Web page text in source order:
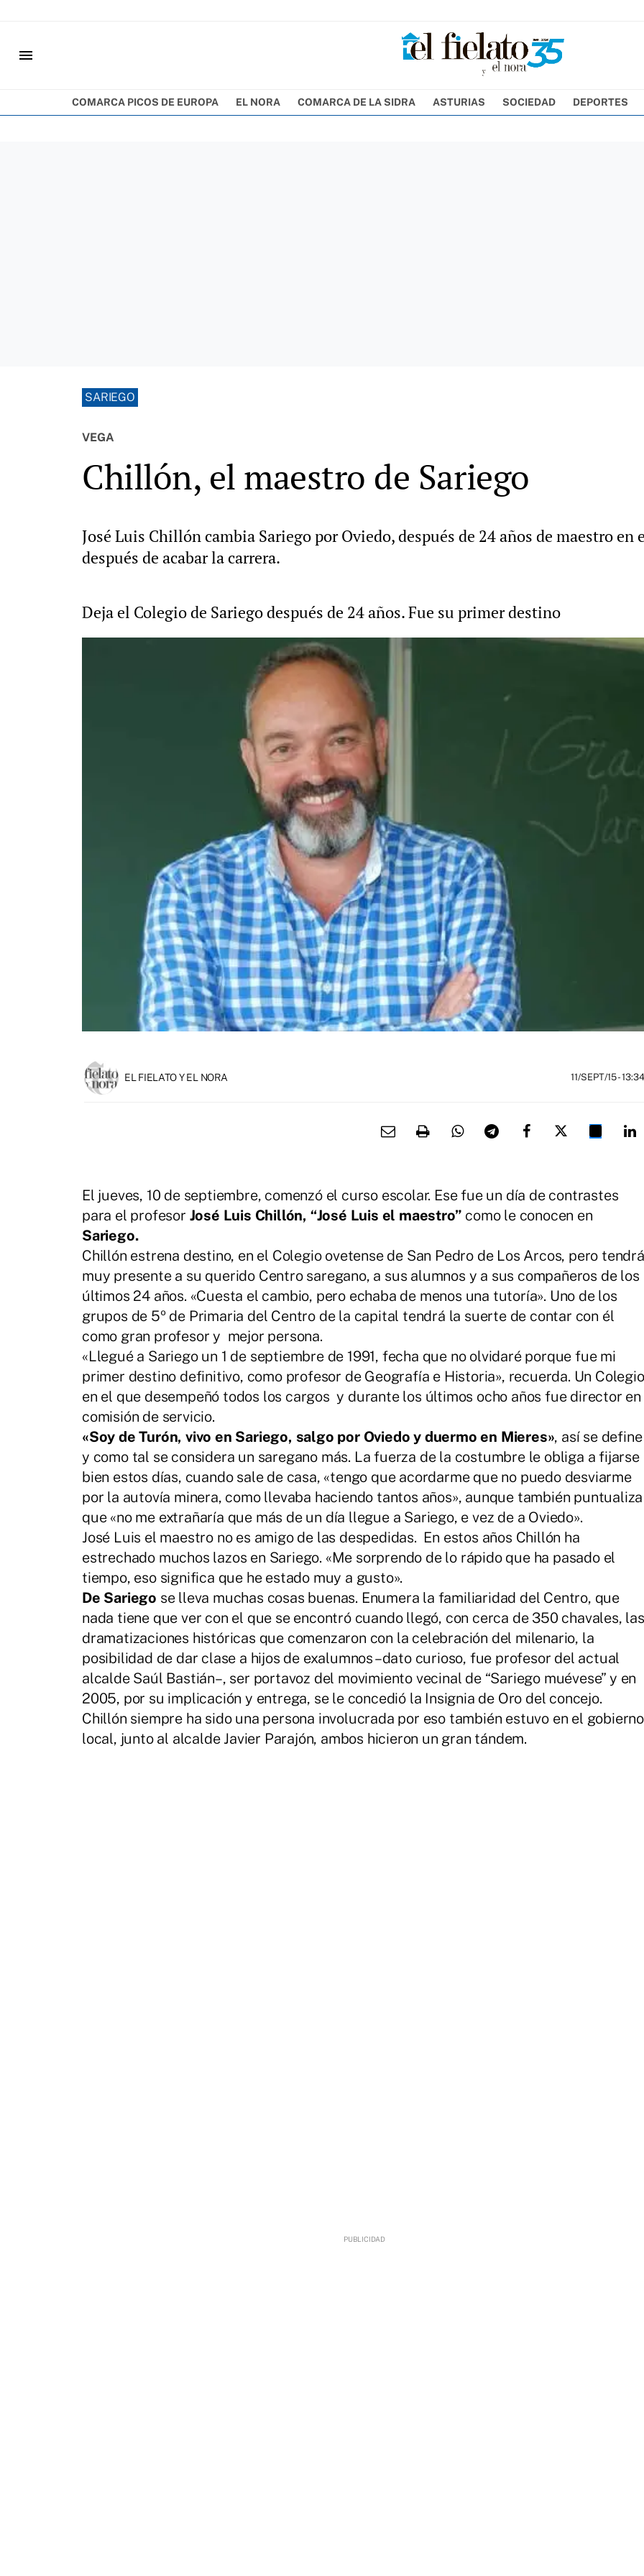
menu
COMARCA PICOS DE EUROPA EL NORA COMARCA DE LA SIDRA ASTURIAS SOCIEDAD DEPORTES
SARIEGO
VEGA
Chillón, el maestro de Sariego
José Luis Chillón cambia Sariego por Oviedo, después de 24 años de maestro
después de acabar la carrera.
Deja el Colegio de Sariego después de 24 años. Fue su primer destino
EL FIELATO Y EL NORA 11/SEPT/15- 13:34
El jueves, 10 de septiembre, comenzó el curso escolar. Ese fue un día de contrastes
para el profesor José Luis Chillón, “José Luis el maestro” como le conocen en
Sariego.
Chillón estrena destino, en el Colegio ovetense de San Pedro de Los Arcos, pero tendrá
muy presente a su querido Centro saregano, a sus alumnos y a sus compañeros de los
últimos 24 años. «Cuesta el cambio, pero echaba de menos una tutoría». Uno de los
grupos de 5º de Primaria del Centro de la capital tendrá la suerte de contar con él
como gran profesor y mejor persona.
«Llegué a Sariego un 1 de septiembre de 1991, fecha que no olvidaré porque fue mi
primer destino definitivo, como profesor de Geografía e Historia», recuerda. Un Colegio
en el que desempeñó todos los cargos y durante los últimos ocho años fue director en
comisión de servicio.
«Soy de Turón, vivo en Sariego, salgo por Oviedo y duermo en Mieres», así se define
y como tal se considera un saregano más. La fuerza de la costumbre le obliga a fijarse
bien estos días, cuando sale de casa, «tengo que acordarme que no puedo desviarme
por la autovía minera, como llevaba haciendo tantos años», aunque también puntualiza
que «no me extrañaría que más de un día llegue a Sariego, e vez de a Oviedo».
José Luis el maestro no es amigo de las despedidas. En estos años Chillón ha
estrechado muchos lazos en Sariego. «Me sorprendo de lo rápido que ha pasado el
tiempo, eso significa que he estado muy a gusto».
De Sariego se lleva muchas cosas buenas. Enumera la familiaridad del Centro, que
nada tiene que ver con el que se encontró cuando llegó, con cerca de 350 chavales, las
dramatizaciones históricas que comenzaron con la celebración del milenario, la
posibilidad de dar clase a hijos de exalumnos –dato curioso, fue profesor del actual
alcalde Saúl Bastián–, ser portavoz del movimiento vecinal de “Sariego muévese” y en
2005, por su implicación y entrega, se le concedió la Insignia de Oro del concejo.
Chillón siempre ha sido una persona involucrada por eso también estuvo en el gobierno
local, junto al alcalde Javier Parajón, ambos hicieron un gran tándem.